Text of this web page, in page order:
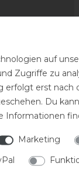
auf
Zugriffe zu
erfolgt erst
Du
Informationen
Marketing